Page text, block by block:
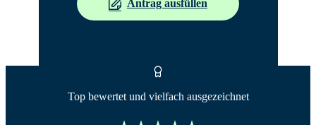
Antrag ausfüllen
Top bewertet und vielfach ausgezeichnet